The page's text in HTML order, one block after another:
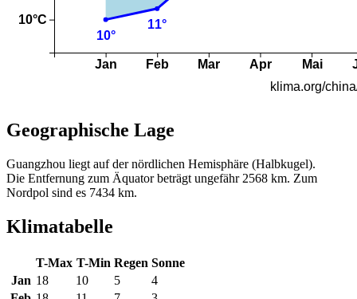
Geographische Lage
Guangzhou liegt auf der nördlichen Hemisphäre (Halbkugel).
Die Entfernung zum Äquator beträgt ungefähr 2568 km. Zum
Nordpol sind es 7434 km.
Klimatabelle
T-Max T-Min Regen Sonne
Jan 18 10 5
4